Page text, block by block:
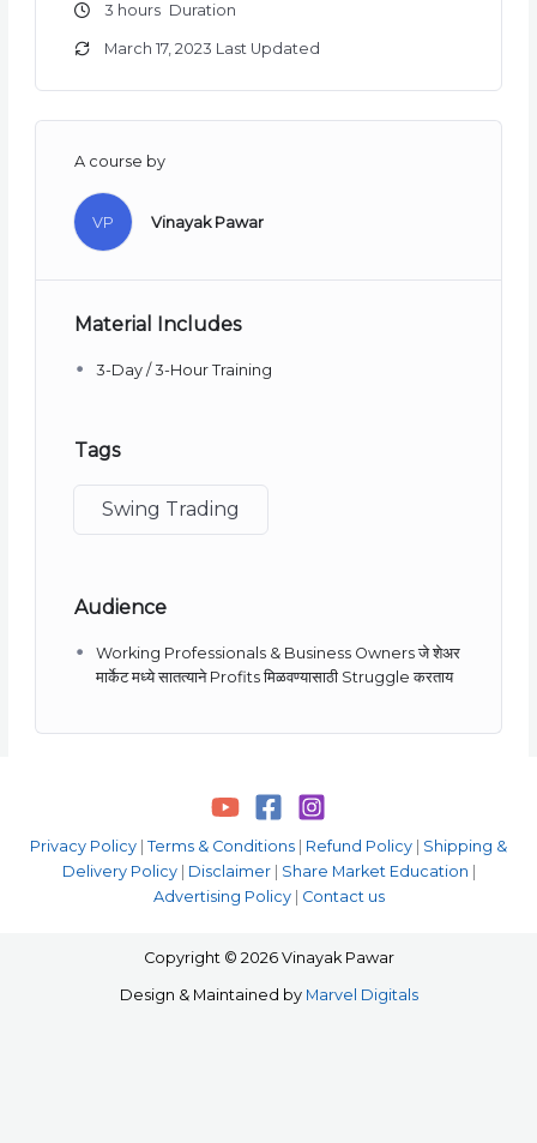
3 hours Duration
March 17, 2023 Last Updated
A course by
VP Vinayak Pawar
Material Includes
3-Day / 3-Hour Training
Tags
Swing Trading
Audience
Working Professionals & Business Owners जे शेअर
मार्केट मध्ये सातत्याने Profits मिळवण्यासाठी Struggle करताय
Privacy Policy Terms & Conditions Refund Policy
Shipping &
Delivery Policy| Disclaimer| Share Market Education
Advertising Policy| Contact us
Copyright © 2026 Vinayak Pawar
Design & Maintained by Marvel Digitals